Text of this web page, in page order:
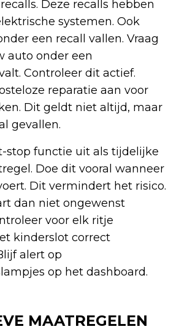
Deze recalls hebben
systemen. Ook
een recall vallen. Vraag
auto onder een
Controleer dit actief.
reparatie aan voor
Dit geldt niet altijd, maar
gevallen.
stop functie uit als tijdelijke
Doe dit vooral wanneer
Dit vermindert het risico.
dan niet ongewenst
voor elk ritje
kinderslot correct
alert op
op het dashboard.
MAATREGELEN